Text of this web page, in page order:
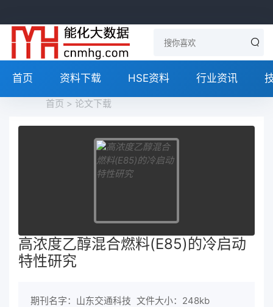
首页 资料下载 HSE资料 行业资讯
首页 > 论文下载
高浓度乙醇混合燃料(E85)的冷启动
特性研究
期刊名字：山东交通科技 文件大小：248kb